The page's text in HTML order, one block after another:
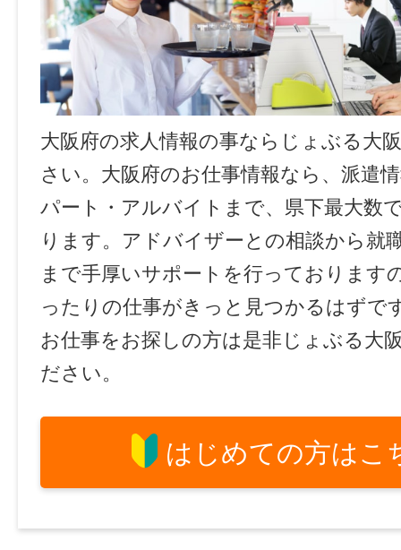
大阪府の求人情報の事ならじょぶる大
さい。大阪府のお仕事情報なら、派遣
パート・アルバイトまで、県下最大数
ります。アドバイザーとの相談から就
まで手厚いサポートを行っております
ったりの仕事がきっと見つかるはずで
お仕事をお探しの方は是非じょぶる大
ださい。
はじめての方はこ